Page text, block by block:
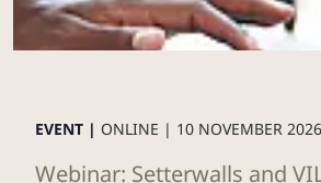
EVENT | ONLINE | 10 NOVEMBER 2026
Webinar: Setterwalls and